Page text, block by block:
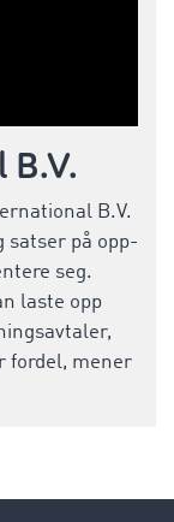
B.V.
satser på opp-
seg.
laste opp
fordel, mener